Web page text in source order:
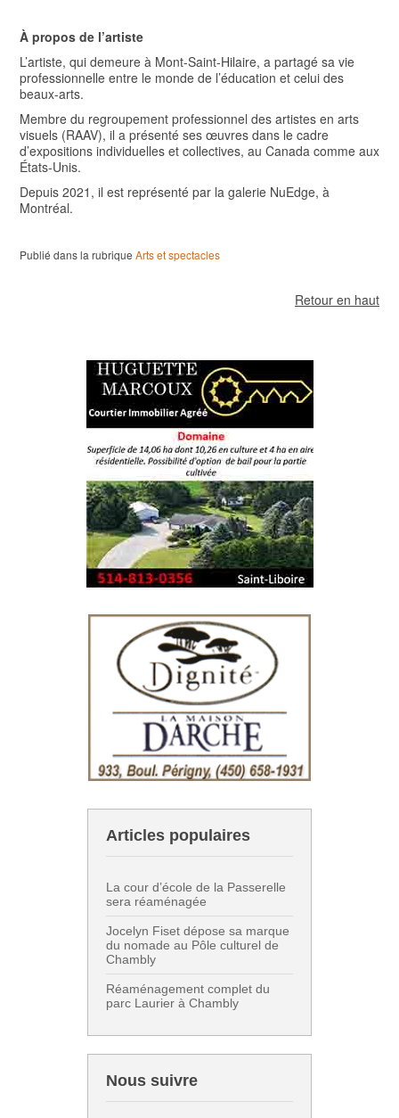
À propos de l’artiste
L’artiste, qui demeure à Mont-Saint-Hilaire, a partagé sa vie
professionnelle entre le monde de l’éducation et celui des
beaux-arts.
Membre du regroupement professionnel des artistes en arts
visuels (RAAV), il a présenté ses œuvres dans le cadre
d’expositions individuelles et collectives, au Canada comme aux
États-Unis.
Depuis 2021, il est représenté par la galerie NuEdge, à
Montréal.
Publié dans la rubrique Arts et spectacles
Retour en haut
Articles populaires
La cour d’école de la Passerelle
sera réaménagée
Jocelyn Fiset dépose sa marque
du nomade au Pôle culturel de
Chambly
Réaménagement complet du
parc Laurier à Chambly
Nous suivre